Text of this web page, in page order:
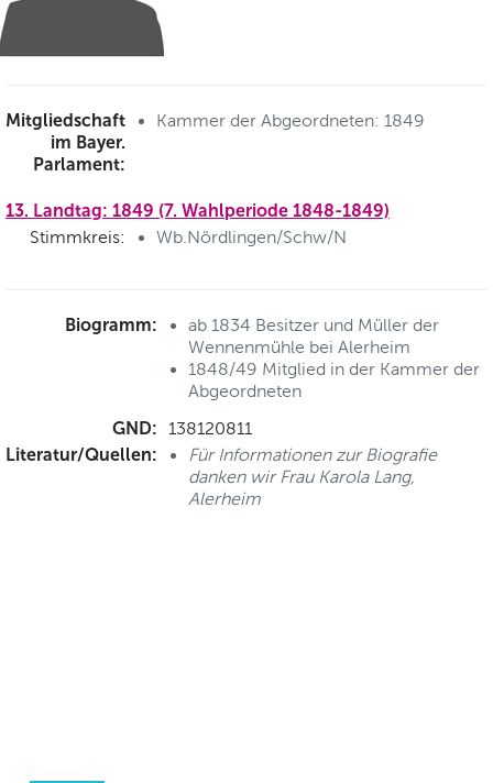
Mitgliedschaft
im Bayer.
Parlament:
Kammer der Abgeordneten: 1849
13. Landtag: 1849 (7. Wahlperiode 1848-1849)
Stimmkreis: Wb.Nördlingen/Schw/N
Biogramm:
ab 1834 Besitzer und Müller der
Wennenmühle bei Alerheim
1848/49 Mitglied in der Kammer der
Abgeordneten
GND: 138120811
Literatur/Quellen:
Für Informationen zur Biografie
danken wir Frau Karola Lang,
Alerheim